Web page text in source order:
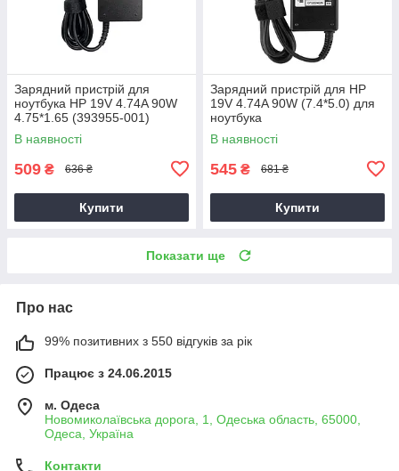
Зарядний пристрій для
ноутбука HP 19V 4.74A 90W
4.75*1.65 (393955-001)
В наявності
509 ₴ 636 ₴
Купити
Зарядний пристрій для HP
19V 4.74A 90W (7.4*5.0) для
ноутбука
В наявності
545 ₴ 681 ₴
Купити
Показати ще
Про нас
99% позитивних з 550 відгуків за рік
Працює з 24.06.2015
м. Одеса
Новомиколаївська дорога, 1, Одеська область, 65000,
Одеса, Україна
Контакти